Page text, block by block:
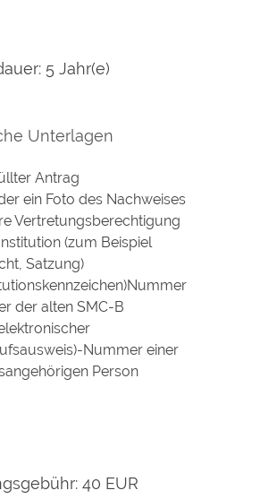
5 Jahr(e)
Unterlagen
Antrag
ein Foto des Nachweises
Vertretungsberechtigung
(zum Beispiel
Satzung)
der alten SMC-B
Nummer einer
Person
40 EUR